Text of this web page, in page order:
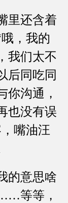
还含着
，我的
我们太不
后同吃同
你沟通，
也没有误
嘴油汪
意思啥
等等，